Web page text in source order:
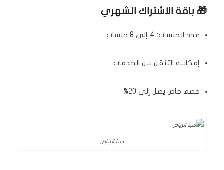
🎁 باقة الاشتراك الشهري
عدد الجلسات: 4 إلى 8 جلسات
إمكانية التنقل بين الخدمات
خصم خاص يصل إلى 20%
سبا الرياض